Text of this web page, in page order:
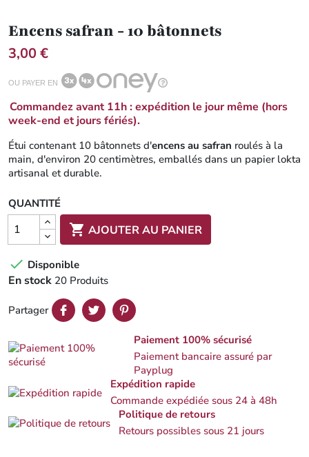
Encens safran - 10 bâtonnets
3,00 €
OU PAYER EN
Commandez avant 11h : expédition le jour même (hors
week-end et jours fériés).
Étui contenant 10 bâtonnets d'encens au safran roulés à la
main, d'environ 20 centimètres, emballés dans un papier lokta
artisanal et durable.
QUANTITÉ
 AJOUTER AU PANIER
 Disponible
En stock 20 Produits
Partager
Paiement 100% sécurisé
Paiement bancaire assuré par
Payplug
Expédition rapide
Commande expédiée sous 24 à 48h
Politique de retours
Retours possibles sous 21 jours